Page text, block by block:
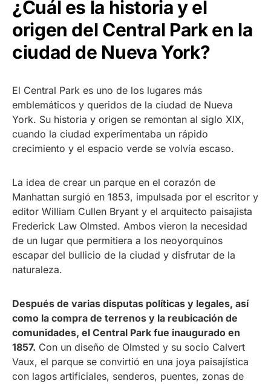
¿Cuál es la historia y el
origen del Central Park en la
ciudad de Nueva York?
El Central Park es uno de los lugares más
emblemáticos y queridos de la ciudad de Nueva
York. Su historia y origen se remontan al siglo XIX,
cuando la ciudad experimentaba un rápido
crecimiento y el espacio verde se volvía escaso.
La idea de crear un parque en el corazón de
Manhattan surgió en 1853, impulsada por el escritor y
editor William Cullen Bryant y el arquitecto paisajista
Frederick Law Olmsted. Ambos vieron la necesidad
de un lugar que permitiera a los neoyorquinos
escapar del bullicio de la ciudad y disfrutar de la
naturaleza.
Después de varias disputas políticas y legales, así
como la compra de terrenos y la reubicación de
comunidades, el Central Park fue inaugurado en
1857. Con un diseño de Olmsted y su socio Calvert
Vaux, el parque se convirtió en una joya paisajística
con lagos artificiales, senderos, puentes, zonas de